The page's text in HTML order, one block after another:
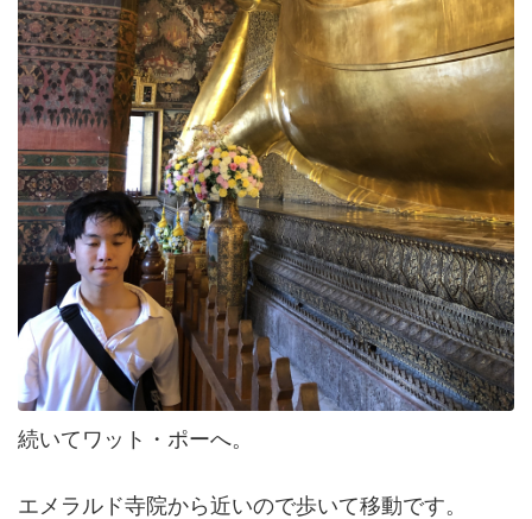
続いてワット・ポーへ。
エメラルド寺院から近いので歩いて移動です。